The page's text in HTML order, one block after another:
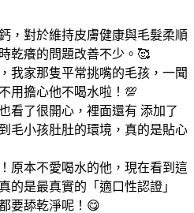
，對於維持皮膚健康與毛髮柔順
乾癢的問題改善不少。🥰
我家那隻平常挑嘴的毛孩，一聞
用擔心他不喝水啦！💯
看了很開心，裡面還有 添加了
毛小孩肚肚的環境，真的是貼心
原本不愛喝水的他，現在看到這
的是最真實的「適口性認證」
要舔乾淨呢！😋